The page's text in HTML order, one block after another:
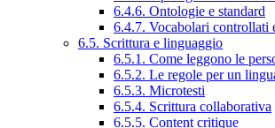
6.4.6. Ontologie e standard
6.4.7. Vocabolari controllati
6.5. Scrittura e linguaggio
6.5.1. Come leggono le
6.5.2. Le regole per un
6.5.3. Microtesti
6.5.4. Scrittura collaborativa
6.5.5. Content critique